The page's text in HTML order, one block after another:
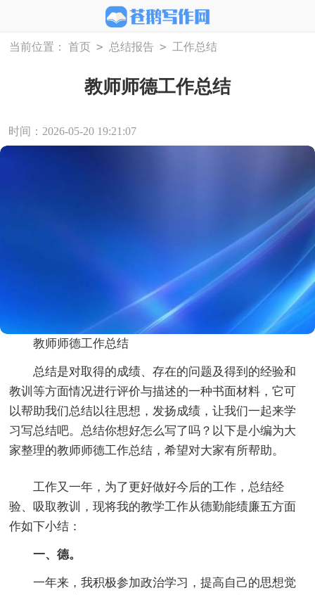
当前位置： 首页 > 总结报告 > 工作总结
教师师德工作总结
时间：2026-05-20 19:21:07
教师师德工作总结
总结是对取得的成绩、存在的问题及得到的经验和
教训等方面情况进行评价与描述的一种书面材料，它可
以帮助我们总结以往思想，发扬成绩，让我们一起来学
习写总结吧。总结你想好怎么写了吗？以下是小编为大
家整理的教师师德工作总结，希望对大家有所帮助。
工作又一年，为了更好做好今后的工作，总结经
验、吸取教训，现将我的教学工作从德勤能绩廉五方面
作如下小结：
一、德。
一年来，我积极参加政治学习，提高自己的思想觉